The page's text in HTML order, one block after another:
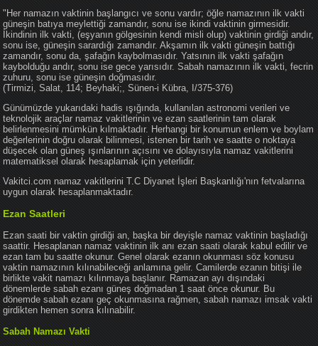
"Her namazın vaktinin başlangıcı ve sonu vardır; öğle namazının ilk vakti
güneşin batıya meylettiği zamandır, sonu ise ikindi vaktinin girmesidir.
İkindinin ilk vakti, (eşyanın gölgesinin kendi misli olup) vaktinin girdiği andır,
sonu ise, güneşin sarardığı zamandır. Akşamın ilk vakti güneşin battığı
zamandır, sonu da, şafağın kaybolmasıdır. Yatsının ilk vakti şafağın
kaybolduğu andır, sonu ise gece yarısıdır. Sabah namazının ilk vakti, fecrin
zuhuru, sonu ise güneşin doğmasıdır.
(Tirmizi, Salat, 114; Beyhaki;, Sünen-i Kübra, I/375-376)
Günümüzde yukarıdaki hadis ışığında, kullanılan astronomi verileri ve
teknolojik araçlar namaz vakitlerinin ve ezan saatlerinin tam olarak
belirlenmesini mümkün kılmaktadır. Herhangi bir konumun enlem ve boylam
değerlerinin doğru olarak bilinmesi, istenen bir tarih ve saatte o noktaya
düşecek olan güneş ışınlarının açısını ve dolayısıyla namaz vakitlerini
matematiksel olarak hesaplamak için yeterlidir.
Vakitci.com namaz vakitlerini T.C Diyanet İşleri Başkanlığı'nın fetvalarına
uygun olarak hesaplanmaktadır.
Ezan Saatleri
Ezan saati bir vaktin girdiği an, başka bir deyişle namaz vaktinin başladığı
saattir. Hesaplanan namaz vaktinin ilk anı ezan saati olarak kabul edilir ve
ezan tam bu saatte okunur. Genel olarak ezanın okunması söz konusu
vaktin namazının kılınabileceği anlamına gelir. Camilerde ezanın bitişi ile
birlikte vakit namazı kılınmaya başlanır. Ramazan ayı dışındaki
dönemlerde sabah ezanı güneş doğmadan 1 saat önce okunur. Bu
dönemde sabah ezanı geç okunmasına rağmen, sabah namazı imsak vakti
girdikten hemen sonra kılınabilir.
Sabah Namazı Vakti